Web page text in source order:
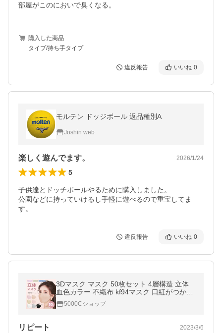
部屋がこのにおいで臭くなる。
購入した商品
タイプ/持ち手タイプ
違反報告 いいね 0
モルテン ドッジボール 返品種別A
Joshin web
楽しく遊んでます。 2026/1/24
5
子供達とドッチボールやるために購入しました。
公園などに持っていけるし手軽に遊べるので重宝してま
違反報告 いいね 0
3Dマスク マスク 50枚セット 4層構造 立体
血色カラー 不織布 kf94マスク 口紅がつかな
い 不織布マスク 立体マスク 3Dマスク 不織
布カラーマスクカラーマスク
5000Cショップ
リピート 2023/3/6